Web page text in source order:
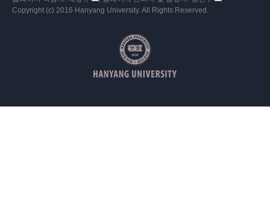
메
Copyright (c) 2016 Hanyang University. All Rights Reserved.